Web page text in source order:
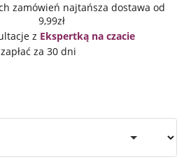
zamówień najtańsza dostawa od
9,99zł
z Ekspertką na czacie
za 30 dni